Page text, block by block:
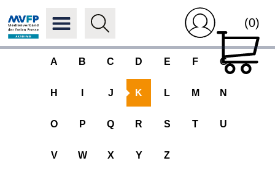
(0)
A B C D E F G
H J K L M N
O P Q R S T U
V W X Y Z